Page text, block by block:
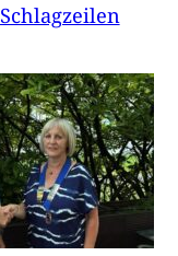
Schlagzeilen